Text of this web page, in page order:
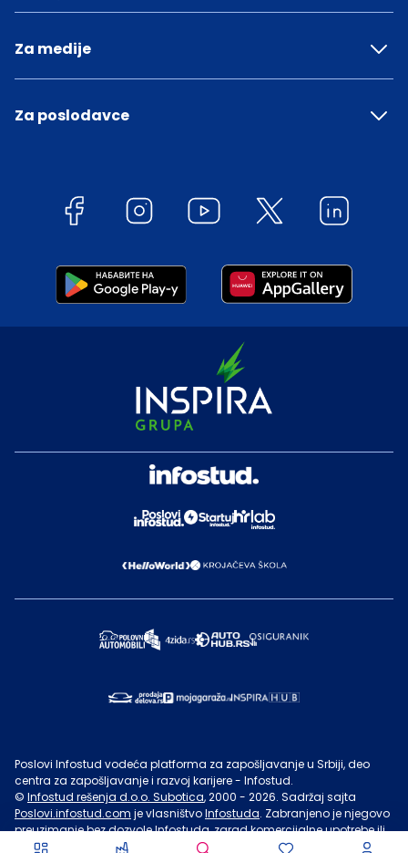
Za medije
Za poslodavce
Poslovi Infostud vodeća platforma za zapošljavanje u Srbiji, deo
centra za zapošljavanje i razvoj karijere - Infostud.
© Infostud rešenja d.o.o. Subotica, 2000 - 2026. Sadržaj sajta
Poslovi.infostud.com je vlasništvoInfostuda. Zabranjeno je njegovo
preuzimanje bez dozvoleInfostuda, zarad komercijalne upotrebe ili
u druge svrhe, osim za lične potrebe posetilaca sajta.